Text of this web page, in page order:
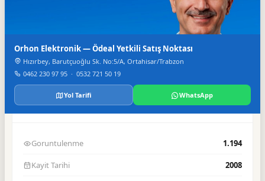
TELEFON
0462 326 9232
Bilgiler
Goruntulenme 1.194
Kayit Tarihi 2008
Orhon Elektronik — Ödeal Yetkili Satış Noktası
Hızırbey, Barutçuoğlu Sk. No:5/A, Ortahisar/Trabzon
0462 230 97 95 · 0532 721 50 19
Yol Tarifi WhatsApp